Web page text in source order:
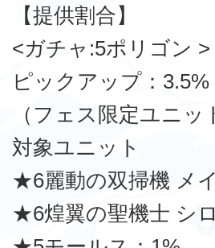
【提供割合】
<ガチャ:5ポリゴン >
ピックアップ：3.5%
（フェス限定ユニッ
対象ユニット
★6麗動の双掃機 メ
★6煌翼の聖機士 シ